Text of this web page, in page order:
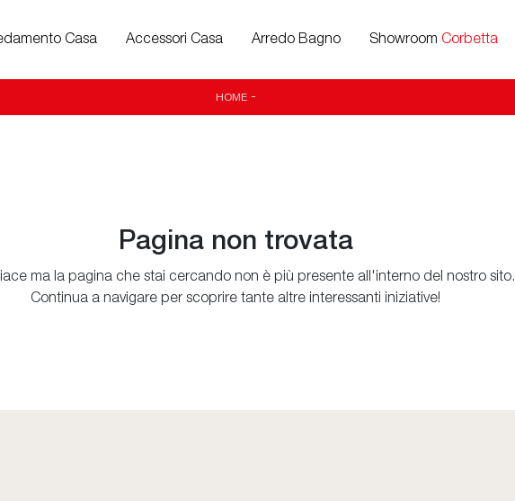
Casa Accessori Casa Arredo Bagno Showroom Corbetta
HOME-
Pagina non trovata
ma la pagina che stai cercando non è più presente all'interno del nostro sito.
Continua a navigare per scoprire tante altre interessanti iniziative!